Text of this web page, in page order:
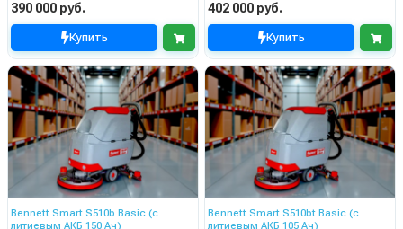
390 000 руб.
Купить
402 000 руб.
Купить
Bennett Smart S510b Basic (с
литиевым АКБ 150 Ач)
Bennett Smart S510bt Basic (с
литиевым АКБ 105 Ач)